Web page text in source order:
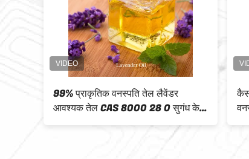
CAS 8007-80-5 खाद्य स्वाद एजेंट के लिए
प्राकृतिक वनस्पति तेल 99% दालचीनी तेल